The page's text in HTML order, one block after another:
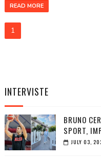
READ MORE
1
INTERVISTE
BRUNO
SPORT,
JULY 03,